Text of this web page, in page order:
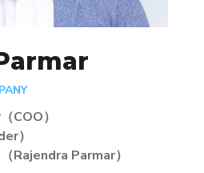
COO）
）
Rajendra Parmar）